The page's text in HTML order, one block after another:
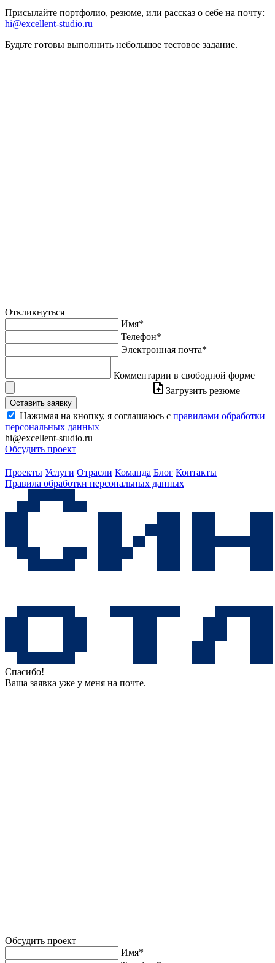
Присылайте портфолио, резюме, или рассказ о себе на почту:
hi@excellent-studio.ru
Будьте готовы выполнить небольшое тестовое задание.
Откликнуться
Имя*
Телефон*
Электронная почта*
Комментарии в свободной форме
Загрузить резюме
Оставить заявку
Нажимая на кнопку, я соглашаюсь с правилами обработки
персональных данных
hi@excellent-studio.ru
Обсудить проект
Проекты Услуги Отрасли Команда Блог Контакты
Правила обработки персональных данных
Спасибо!
Ваша заявка уже у меня на почте.
Обсудить проект
Имя*